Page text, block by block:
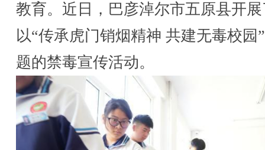
教育。近日，巴彦淖尔市五原县开
以“传承虎门销烟精神 共建无毒校园
题的禁毒宣传活动。